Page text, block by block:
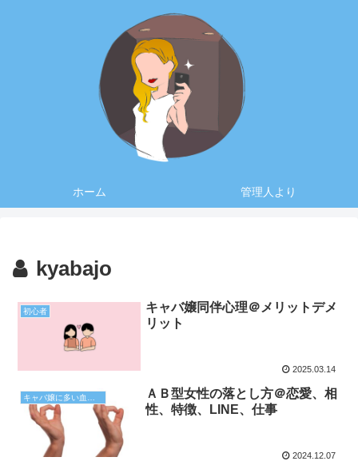
ホーム 管理人より
kyabajo
初心者
キャバ嬢同伴心理＠メリットデメ
リット
2025.03.14
ＡＢ型女性の落とし方＠恋愛、相
性、特徴、LINE、仕事
2024.12.07